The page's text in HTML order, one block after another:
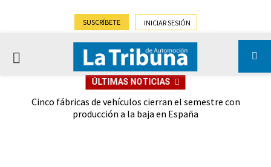
SUSCRÍBETE INICIAR SESIÓN
PRIMARY
ÚLTIMAS NOTICIAS
Cinco fábricas de vehículos cierran el semestre con
producción a la baja en España